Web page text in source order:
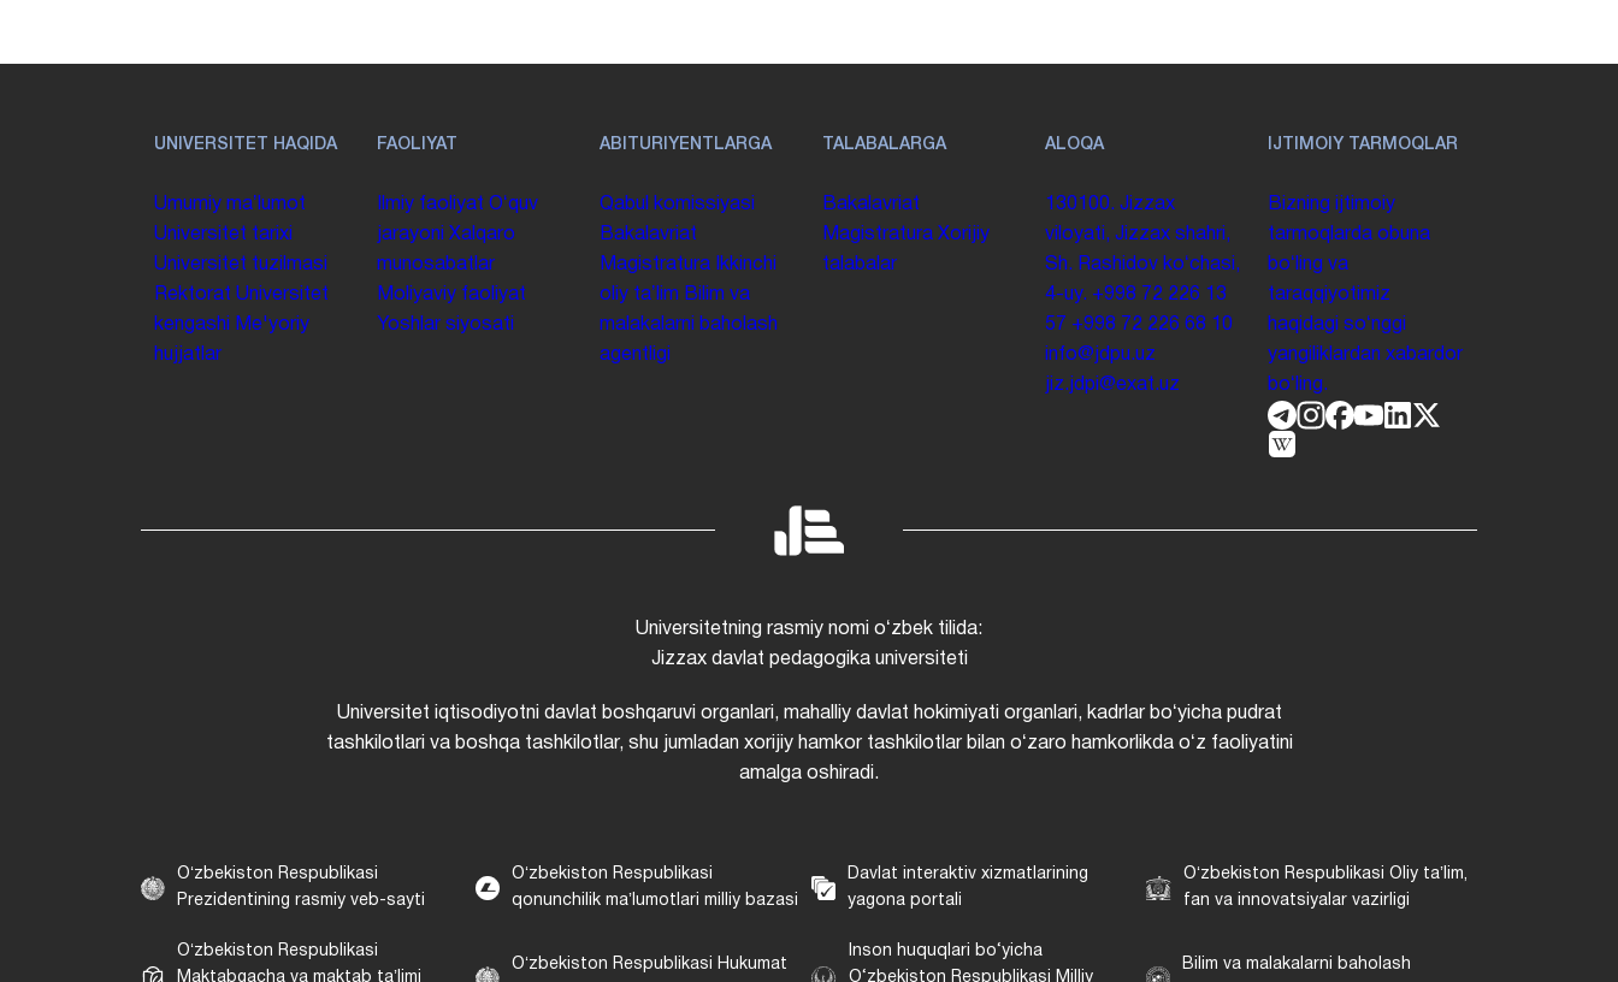
UNIVERSITET HAQIDA
Umumiy maʼlumot
Universitet tarixi
Universitet tuzilmasi
Rektorat Universitet
kengashi
Me'yoriy
hujjatlar
FAOLIYAT
Ilmiy faoliyat Oʻquv
jarayoni Xalqaro
munosabatlar
Moliyaviy faoliyat
Yoshlar siyosati
ABITURIYENTLARGA
Qabul komissiyasi
Bakalavriat
Magistratura
Ikkinchi
oliy taʼlim Bilim va
malakalarni baholash
agentligi
TALABALARGA
Bakalavriat
Magistratura Xorijiy
talabalar
ALOQA
130100. Jizzax
viloyati, Jizzax shahri,
Sh. Rashidov koʻchasi,
4-uy. +998 72 226 13
57 +998 72 226 68 10
info@jdpu.uz
jiz.jdpi@exat.uz
IJTIMOIY TARMOQLAR
Bizning ijtimoiy
tarmoqlarda obuna
boʻling va
taraqqiyotimiz
haqidagi soʻnggi
yangiliklardan xabardor
boʻling.
Universitetning rasmiy nomi oʻzbek tilida:
Jizzax davlat pedagogika universiteti
Universitet iqtisodiyotni davlat boshqaruvi organlari, mahalliy davlat hokimiyati organlari, kadrlar boʻyicha pudrat
tashkilotlari va boshqa tashkilotlar, shu jumladan xorijiy hamkor tashkilotlar bilan oʻzaro hamkorlikda oʻz faoliyatini
amalga oshiradi.
Oʻzbekiston Respublikasi
Prezidentining rasmiy veb-sayti
Oʻzbekiston Respublikasi
qonunchilik maʼlumotlari milliy bazasi
Davlat interaktiv xizmatlarining
yagona portali
Oʻzbekiston Respublikasi Oliy taʼlim,
fan va innovatsiyalar vazirligi
Oʻzbekiston Respublikasi
Maktabgacha va maktab taʼlimi
Oʻzbekiston Respublikasi Hukumat
Inson huquqlari bo‘yicha
O‘zbekiston Respublikasi Milliy
Bilim va malakalarni baholash